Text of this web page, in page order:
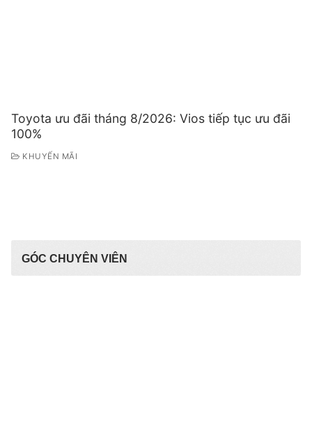
Toyota ưu đãi tháng 8/2026: Vios tiếp tục ưu đãi
100%
KHUYẾN MÃI
GÓC CHUYÊN VIÊN